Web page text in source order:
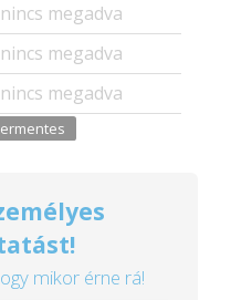
nincs megadva
nincs megadva
nincs megadva
mikor érne rá!